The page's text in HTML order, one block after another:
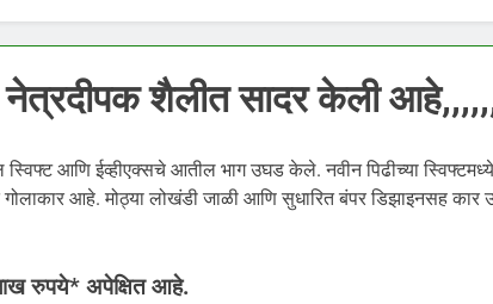
शैलीत सादर केली
स्विफ्ट आणि ईव्हीएक्सचे आतील भाग उघड केले. नवीन पिढीच्या
आहे. मोठ्या लोखंडी जाळी आणि सुधारित बंपर डिझाइनसह कार
रुपये* अपेक्षित आहे.